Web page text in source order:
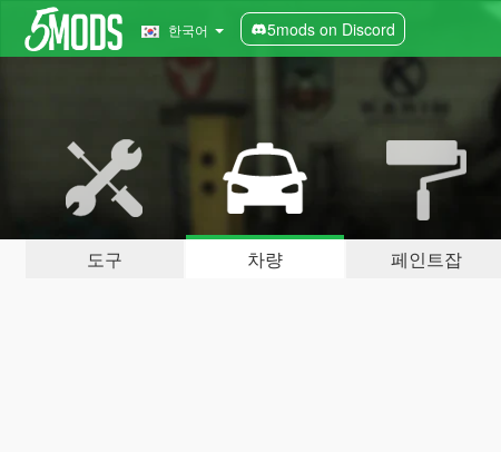
한국어 5mods on Discord
도구 차량 페인트잡